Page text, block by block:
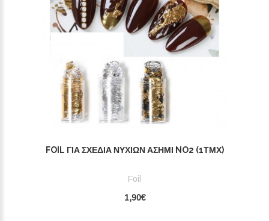
FOIL ΓΙΑ ΣΧΈΔΙΑ ΝΥΧΙΏΝ ΑΣΗΜΊ NO2 (1ΤΜΧ)
Foil
1,90€